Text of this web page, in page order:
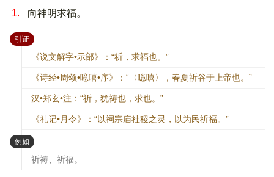
1. 向神明求福。
引证：
《说文解字•示部》：“祈，求福也。”
《诗经•周颂•噫嘻•序》：“〈噫嘻〉，春夏祈谷于上帝也。”
汉•郑玄•注：“祈，犹祷也，求也。”
《礼记•月令》：“以祠宗庙社稷之灵，以为民祈福。”
例如 ：
祈祷、祈福。